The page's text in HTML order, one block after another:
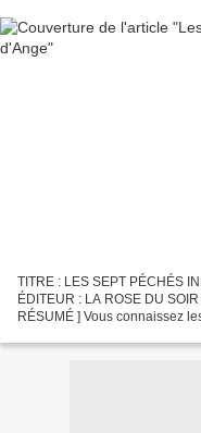
TITRE : LES SEPT PÉCHÉS
ÉDITEUR : LA ROSE DU
RÉSUMÉ ] Vous connaissez